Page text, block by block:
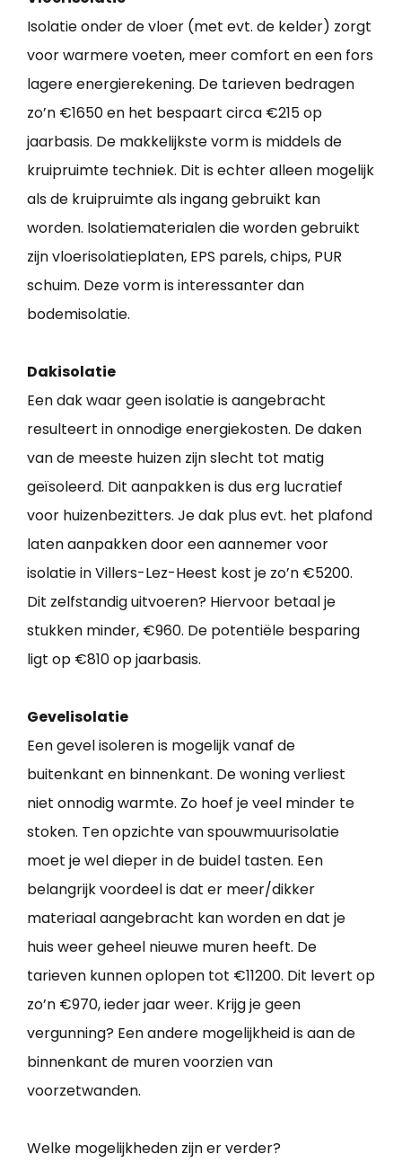
Isolatie onder de vloer (met evt. de kelder) zorgt
voor warmere voeten, meer comfort en een fors
lagere energierekening. De tarieven bedragen
zo’n €1650 en het bespaart circa €215 op
jaarbasis. De makkelijkste vorm is middels de
kruipruimte techniek. Dit is echter alleen mogelijk
als de kruipruimte als ingang gebruikt kan
worden. Isolatiematerialen die worden gebruikt
zijn vloerisolatieplaten, EPS parels, chips, PUR
schuim. Deze vorm is interessanter dan
bodemisolatie.
Dakisolatie
Een dak waar geen isolatie is aangebracht
resulteert in onnodige energiekosten. De daken
van de meeste huizen zijn slecht tot matig
geïsoleerd. Dit aanpakken is dus erg lucratief
voor huizenbezitters. Je dak plus evt. het plafond
laten aanpakken door een aannemer voor
isolatie in Villers-Lez-Heest kost je zo’n €5200.
Dit zelfstandig uitvoeren? Hiervoor betaal je
stukken minder, €960. De potentiële besparing
ligt op €810 op jaarbasis.
Gevelisolatie
Een gevel isoleren is mogelijk vanaf de
buitenkant en binnenkant. De woning verliest
niet onnodig warmte. Zo hoef je veel minder te
stoken. Ten opzichte van spouwmuurisolatie
moet je wel dieper in de buidel tasten. Een
belangrijk voordeel is dat er meer/dikker
materiaal aangebracht kan worden en dat je
huis weer geheel nieuwe muren heeft. De
tarieven kunnen oplopen tot €11200. Dit levert op
zo’n €970, ieder jaar weer. Krijg je geen
vergunning? Een andere mogelijkheid is aan de
binnenkant de muren voorzien van
voorzetwanden.
Welke mogelijkheden zijn er verder?